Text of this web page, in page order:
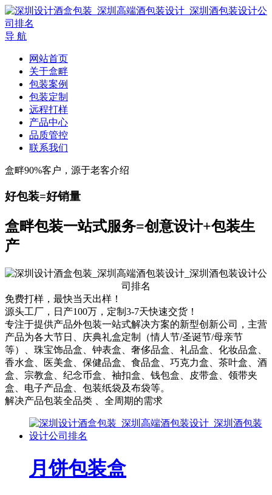
导 航
网站首页
关于盒畔
包装案例
包装定制
远程打样
产品中心
品质管控
联系我们
盒畔90%客户，源于老客介绍
好包装=好销量
盒畔包装一站式服务=创意设计+包装生
产
免费打样，最快当天出样！
源头工厂，日产100万，定制3-7天快速交货！
专注于提供产品外包装一站式解决方案的新型创新公司，主营
产品为各大节日、庆典礼盒定制（情人节/圣诞节/母亲节
等）、珠宝饰品盒、钟表盒、奢侈品盒、礼品盒、化妆品盒、
香水盒、医美盒、保健品盒、食品盒、巧克力盒、茶叶盒、酒
盒、宗教盒、纪念币盒、袖扣盒、钱包盒、皮带盒、领带夹
盒、电子产品盒、包装纸袋及布袋等。
解决产品包装全品类 、全周期的需求
月饼包装盒